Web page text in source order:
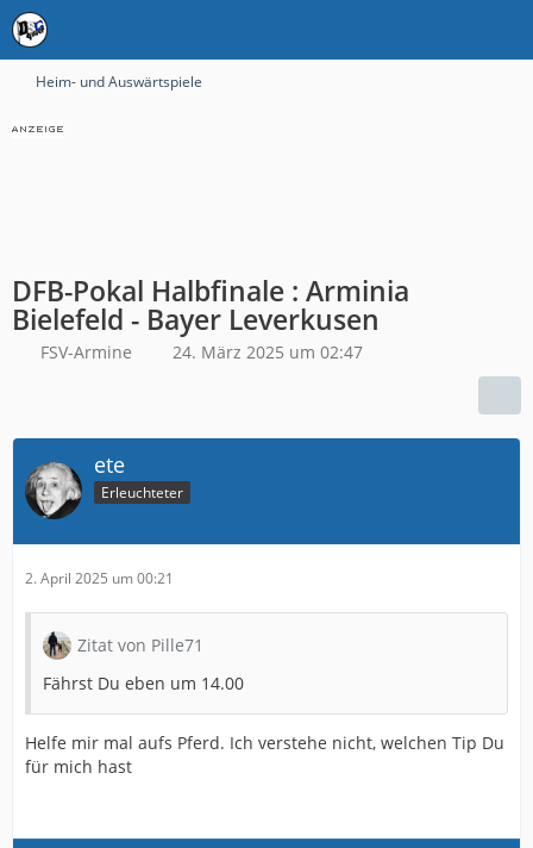
Heim- und Auswärtspiele
DFB-Pokal Halbfinale : Arminia
Bielefeld - Bayer Leverkusen
FSV-Armine 24. März 2025 um 02:47
ete
Erleuchteter
2. April 2025 um 00:21
Zitat von Pille71
Fährst Du eben um 14.00
Helfe mir mal aufs Pferd. Ich verstehe nicht, welchen Tip Du
für mich hast